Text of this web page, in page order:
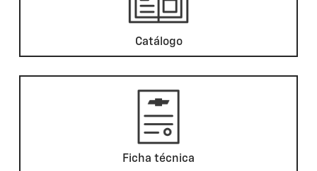
Catálogo
Ficha técnica